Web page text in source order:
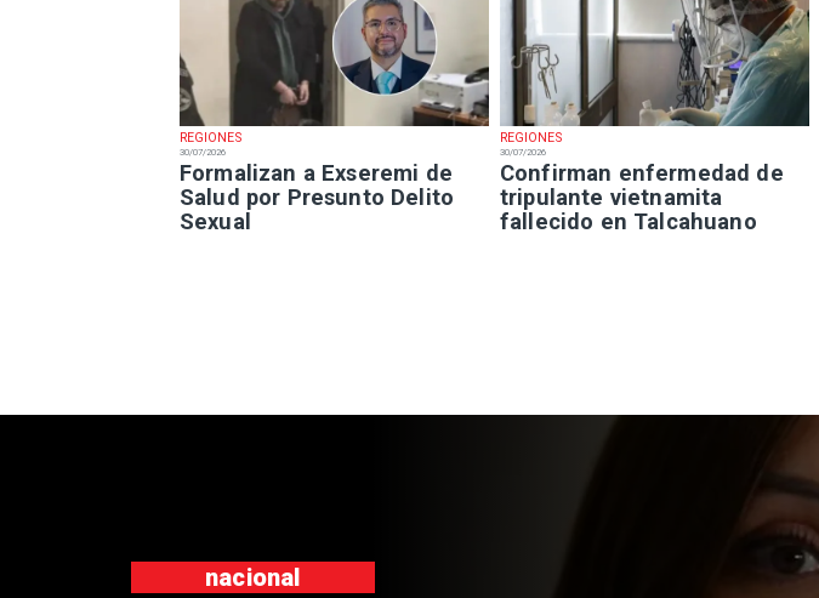
REGIONES
30/07/2026
Formalizan a Exseremi de
Salud por Presunto Delito
Sexual
REGIONES
30/07/2026
Confirman enfermedad de
tripulante vietnamita
fallecido en Talcahuano